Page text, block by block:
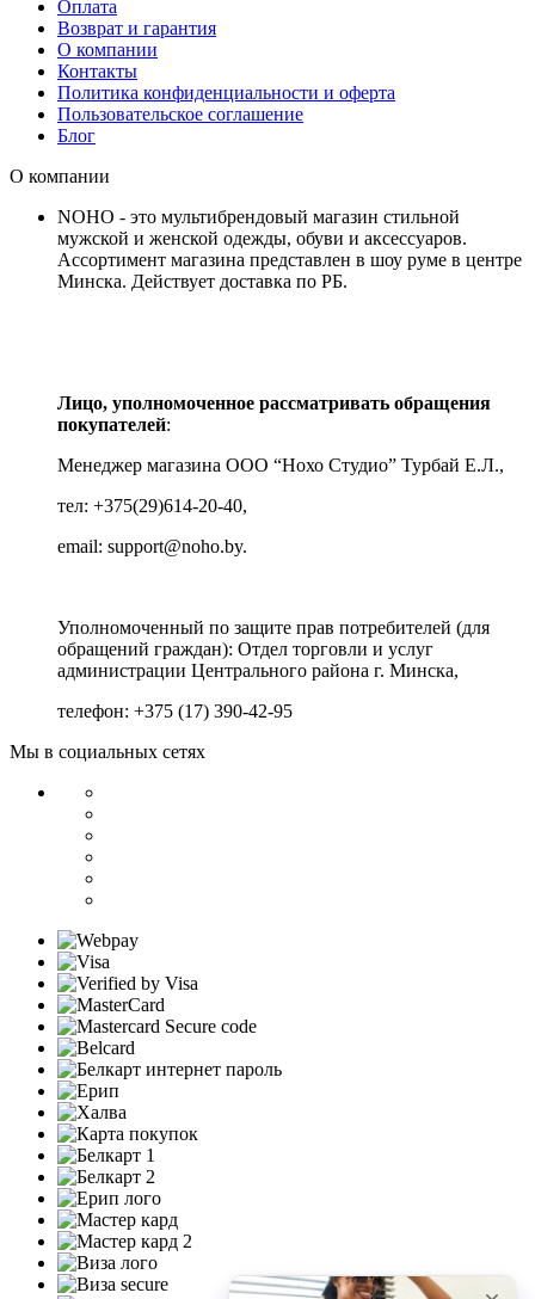
Оплата
Возврат и гарантия
О компании
Контакты
Политика конфиденциальности и оферта
Пользовательское соглашение
Блог
О компании
NOHO - это мультибрендовый магазин стильной
мужской и женской одежды, обуви и аксессуаров.
Ассортимент магазина представлен в шоу руме в центре
Минска. Действует доставка по РБ.
Лицо, уполномоченное рассматривать обращения
покупателей:
Менеджер магазина ООО “Нохо Студио” Турбай Е.Л.,
тел: +375(29)614-20-40,
email: support@noho.by.
Уполномоченный по защите прав потребителей (для
обращений граждан): Отдел торговли и услуг
администрации Центрального района г. Минска,
телефон: +375 (17) 390-42-95
Мы в социальных сетях